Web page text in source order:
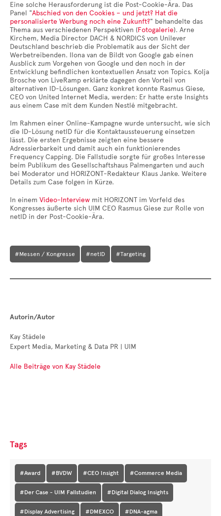
Eine solche Herausforderung ist die Post-Cookie-Ära. Das
Panel "Abschied von den Cookies – und jetzt? Hat die
personalisierte Werbung noch eine Zukunft?" behandelte das
Thema aus verschiedenen Perspektiven (Fotogalerie). Arne
Kirchem, Media Director DACH & NORDICS von Unilever
Deutschland beschrieb die Problematik aus der Sicht der
Werbetreibenden. Ilona van de Bildt von Google gab einen
Ausblick zum Vorgehen von Google und den noch in der
Entwicklung befindlichen kontextuellen Ansatz von Topics. Kolja
Brosche von LiveRamp erklärte dagegen den Vorteil von
alternativen ID-Lösungen. Ganz konkret konnte Rasmus Giese,
CEO von United Internet Media, werden: Er hatte erste Insights
aus einem Case mit dem Kunden Nestlé mitgebracht.
Im Rahmen einer Online-Kampagne wurde untersucht, wie sich
die ID-Lösung netID für die Kontaktaussteuerung einsetzen
lässt. Die ersten Ergebnisse zeigten eine bessere
Adressierbarkeit und damit auch ein funktionierendes
Frequency Capping. Die Fallstudie sorgte für großes Interesse
beim Publikum des Gesellschaftshaus Palmengarten und auch
bei Moderator und HORIZONT-Redakteur Klaus Janke. Weitere
Details zum Case folgen in Kürze.
In einem Video-Interview mit HORIZONT im Vorfeld des
Kongresses äußerte sich UIM CEO Rasmus Giese zur Rolle von
netID in der Post-Cookie-Ära.
#Messen / Kongresse #netID #Targeting
Autorin/Autor
Kay Städele
Expert Media, Marketing & Data PR | UIM
Alle Beiträge von Kay Städele
Tags
#Award #BVDW #CEO Insight #Commerce Media
#Der Case - UIM Fallstudien #Digital Dialog Insights
#Display Advertising #DMEXCO #DNA-agma